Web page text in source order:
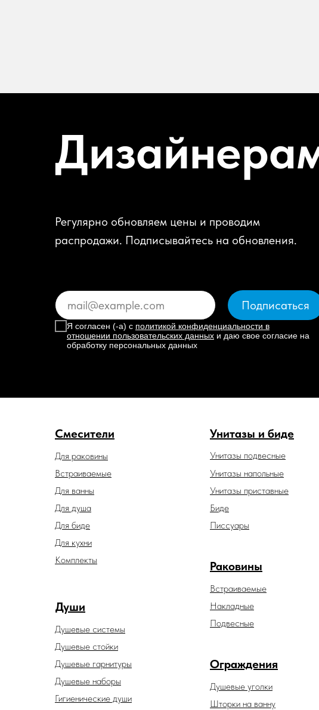
Регулярно обновляем цены и проводим
распродажи. Подписывайтесь на обновления.
Я согласен (-а) с политикой конфиденциальности в
отношении пользовательских данных и даю свое согласие на
обработку персональных данных
Подписаться
Смесители
Души
Душевые гарнитуры
Душевые системы
Гигиенические души
Душевые наборы
Унитазы и биде
Унитазы подвесные
Унитазы напольные
Унитазы приставные
Раковины
Встраиваемые
Накладные
Подвесные
Встраиваемые
Для биде
Для ванны
Для душа
Для раковины
Для кухни
Ограждения
Душевые уголки
Шторки на ванну
Душевые стойки
Биде
Комплекты
Писсуары